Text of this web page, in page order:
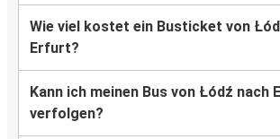
Wie viel kostet ein Busticket von
Erfurt?
Kann ich meinen Bus von Łódź nach
verfolgen?